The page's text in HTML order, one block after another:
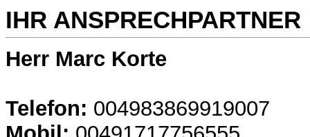
IHR ANSPRECHPARTNER
Herr Marc Korte
Telefon: 004983869919007